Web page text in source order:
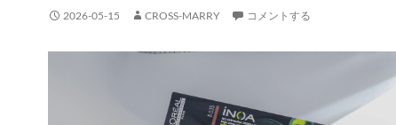
2026-05-15 CROSS-MARRY コメントする